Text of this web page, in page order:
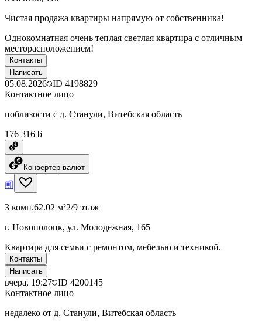
Чистая продажа квартиры напрямую от собственника!
Однокомнатная очень теплая светлая квартира с отличным
месторасположением!
Контакты
Написать
05.08.2026 ID 4198829
Контактное лицо
поблизости с д. Станули, Витебская область
176 316 ƃ
Конвертер валют
3 комн.62.02 м²2/9 этаж
г. Новополоцк, ул. Молодежная, 165
Квартира для семьи с ремонтом, мебелью и техникой.
Контакты
Написать
вчера, 19:27 ID 4200145
Контактное лицо
недалеко от д. Станули, Витебская область